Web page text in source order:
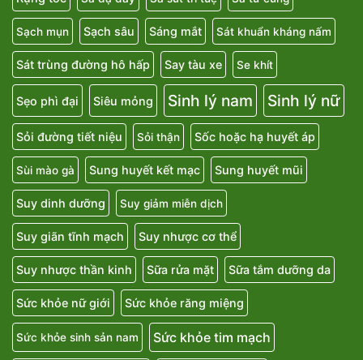
Sạch mụn Sạch sâu Sáng mắt Sát khuẩn kháng nấm
Sát trùng đường hô hấp Say tàu xe Se khít
Sẹo phì đại Siêu mỏng Sinh lý nam Sinh lý nữ
Sỏi đường tiết niệu Sỏi thận Sốc hoặc hạ huyết áp
Sùi mào gà Sung huyết kết mạc Sung huyết mũi
Suy dinh dưỡng Suy giảm miễn dịch
Suy giãn tĩnh mạch Suy nhược cơ thể
Suy nhược thần kinh Sữa rửa mặt Sữa tắm dưỡng da
Sức khỏe nữ giới Sức khỏe răng miệng
Sức khỏe sinh sản nam Sức khỏe tim mạch